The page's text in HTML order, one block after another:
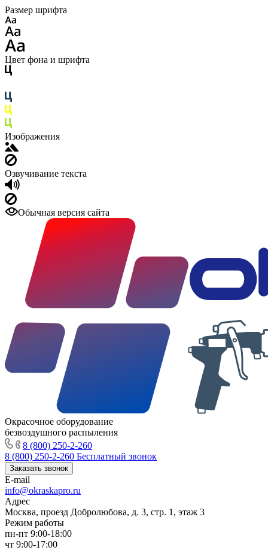
Размер шрифта
Цвет фона и шрифта
Изображения
Озвучивание текста
Обычная версия сайта
Окрасочное оборудование
безвоздушного распыления
8 (800) 250-2-260
8 (800) 250-2-260 Бесплатный звонок
Заказать звонок
E-mail
info@okraskapro.ru
Адрес
Москва, проезд Добролюбова, д. 3, стр. 1, этаж 3
Режим работы
пн-пт 9:00-18:00
чт 9:00-17:00